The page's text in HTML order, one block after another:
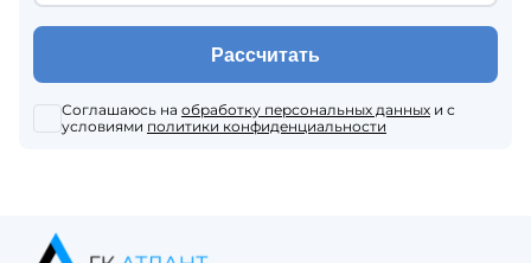
Рассчитать
Соглашаюсь на обработку персональных данных и с
условиями политики конфиденциальности